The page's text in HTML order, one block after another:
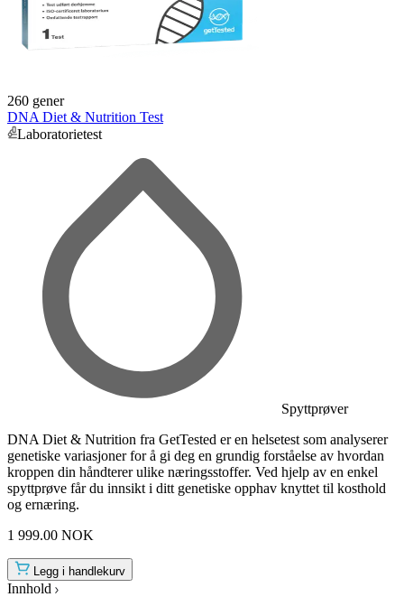
260 gener
DNA Diet & Nutrition Test
Laboratorietest
Spyttprøver
DNA Diet & Nutrition fra GetTested er en helsetest som analyserer
genetiske variasjoner for å gi deg en grundig forståelse av hvordan
kroppen din håndterer ulike næringsstoffer. Ved hjelp av en enkel
spyttprøve får du innsikt i ditt genetiske opphav knyttet til kosthold
og ernæring.
1 999.00 NOK
Legg i handlekurv
Innhold